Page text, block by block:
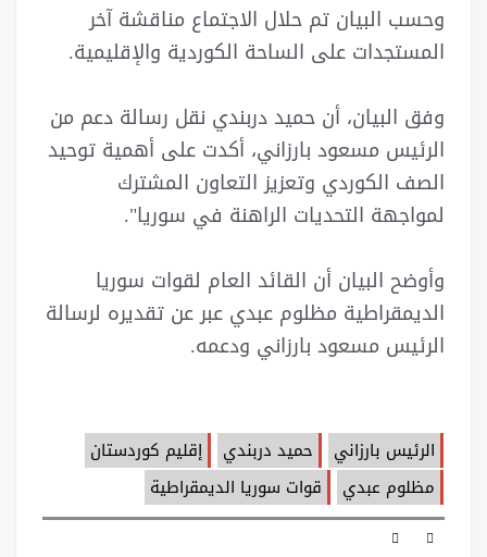
وحسب البيان تم حلال الاجتماع مناقشة آخر
المستجدات على الساحة الكوردية والإقليمية.
وفق البيان، أن حميد دربندي نقل رسالة دعم من
الرئيس مسعود بارزاني، أكدت على أهمية توحيد
الصف الكوردي وتعزيز التعاون المشترك
لمواجهة التحديات الراهنة في سوريا".
وأوضح البيان أن القائد العام لقوات سوريا
الديمقراطية مظلوم عبدي عبر عن تقديره لرسالة
الرئيس مسعود بارزاني ودعمه.
الرئيس بارزاني حميد دربندي
إقليم كوردستان
مظلوم عبدي
قوات سوريا الديمقراطية